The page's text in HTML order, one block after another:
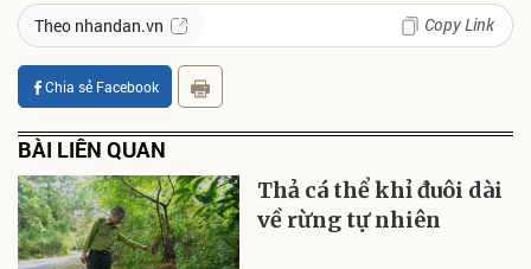
Theo nhandan.vn Copy Link
Chia sẻ Facebook
BÀI LIÊN QUAN
Thả cá thể khỉ đuôi dài
về rừng tự nhiên